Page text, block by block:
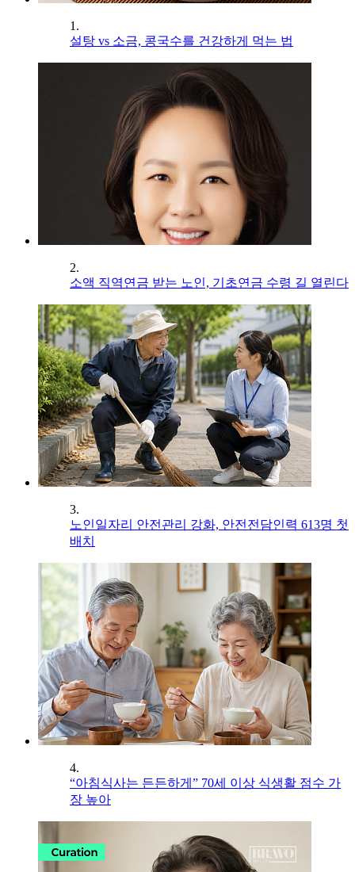
1.
설탕 vs 소금, 콩국수를 건강하게 먹는 법
2.
소액 직역연금 받는 노인, 기초연금 수령 길 열린다
3.
노인일자리 안전관리 강화, 안전전담인력 613명 첫
배치
4.
“아침식사는 든든하게” 70세 이상 식생활 점수 가
장 높아